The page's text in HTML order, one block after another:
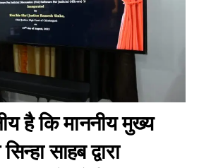
है कि माननीय मुख्य
साहब द्वारा